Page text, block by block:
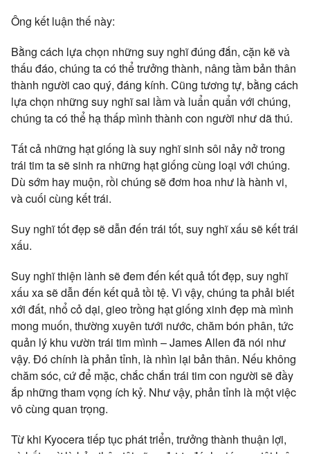
Ông kết luận thế này:
Bằng cách lựa chọn những suy nghĩ đúng đắn, cặn kẽ và
thấu đáo, chúng tacó thể trưởng thành, nâng tầm bản thân
thành người cao quý, đáng kính. Cũng tương tự, bằng cách
lựachọn những suy nghĩ sai lầm và luẩn quẩn với chúng,
chúng ta có thể hạ thấp mình thành con người như dã thú.
Tất cả những hạt giống là suy nghĩ sinh sôi nảy nở trong
trái tim ta sẽ sinh ra những hạt giống cùng loại với chúng.
Dù sớm hay muộn, rồi chúng sẽ đơm hoa như là hành vi,
và cuối cùng kết trái.
Suy nghĩ tốt đẹp sẽ dẫn đến trái tốt, suy nghĩ xấu sẽ kết trái
xấu.
Suy nghĩ thiện lành sẽ đem đến kết quả tốt đẹp, suy nghĩ
xấu xa sẽ dẫn đến kết quả tồi tệ. Vì vậy, chúng ta phải biết
xới đất, nhổ cỏ dại, gieo trồng hạt giống xinh đẹp mà mình
mong muốn, thường xuyên tưới nước, chăm bón phân, tức
quản lý khu vườn trái tim mình – James Allen đã nói như
vậy. Đó chính là phản tỉnh, là nhìn lại bản thân. Nếu không
chăm sóc, cứ để mặc, chắc chắn trái tim con người sẽ đầy
ắp những tham vọng ích kỷ. Như vậy, phản tỉnh là một việc
vô cùng quan trọng.
Từ khi Kyocera tiếp tục phát triển, trưởng thành thuận lợi,